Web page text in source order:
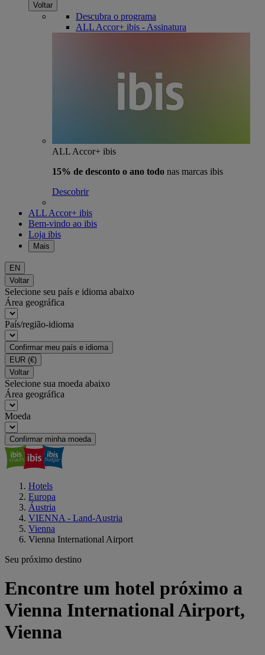
Voltar
Descubra o programa
ALL Accor+ ibis - Assinatura
ALL Accor+ ibis
15% de desconto o ano todo nas marcas ibis
Descobrir
ALL Accor+ ibis
Bem-vindo ao ibis
Loja ibis
Mais
EN
Voltar
Selecione seu país e idioma abaixo
Área geográfica
País/região-idioma
Confirmar meu país e idioma
EUR (€)
Voltar
Selecione sua moeda abaixo
Área geográfica
Moeda
Confirmar minha moeda
Hotels
Europa
Áustria
VIENNA - Land-Austria
Vienna
Vienna International Airport
Seu próximo destino
Encontre um hotel próximo a
Vienna International Airport,
Vienna